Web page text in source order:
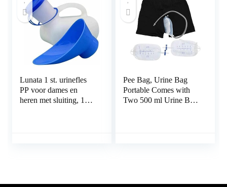
Lunata 1 st. urinefles
PP voor dames en
heren met sluiting, 1
Pee Bag, Urine Bag
Portable Comes with
Two 500 ml Urine Bag